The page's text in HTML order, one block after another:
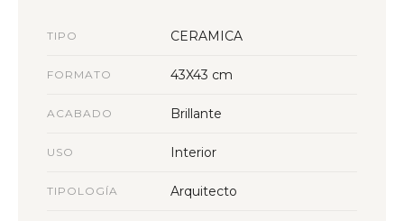
TIPO CERAMICA
FORMATO 43X43 cm
ACABADO Brillante
USO Interior
TIPOLOGÍA Arquitecto